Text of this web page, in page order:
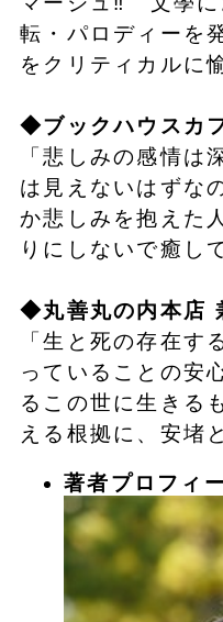
転・パロディーを
をクリティカルに
◆ブックハウスカ
「悲しみの感情は
は見えないはずな
か悲しみを抱えた
りにしないで癒し
◆丸善丸の内本店
「生と死の存在す
っていることの安
るこの世に生きる
える根拠に、安堵
著者プロフィ